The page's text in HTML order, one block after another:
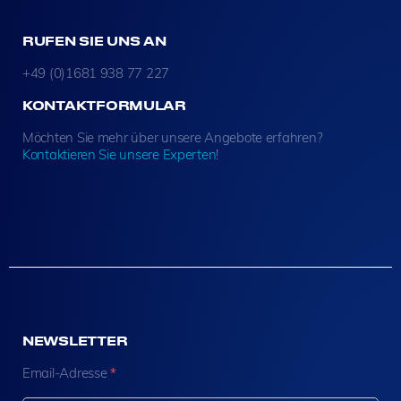
RUFEN SIE UNS AN
+49 (0)1681 938 77 227
KONTAKTFORMULAR
Möchten Sie mehr über unsere Angebote erfahren?
Kontaktieren Sie unsere Experten!
NEWSLETTER
N
Email-Adresse*